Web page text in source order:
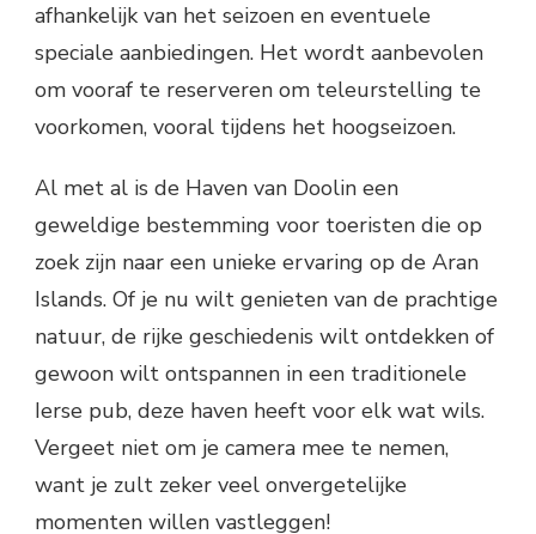
afhankelijk van het seizoen en eventuele
speciale aanbiedingen. Het wordt aanbevolen
om vooraf te reserveren om teleurstelling te
voorkomen, vooral tijdens het hoogseizoen.
Al met al is de Haven van Doolin een
geweldige bestemming voor toeristen die op
zoek zijn naar een unieke ervaring op de Aran
Islands. Of je nu wilt genieten van de prachtige
natuur, de rijke geschiedenis wilt ontdekken of
gewoon wilt ontspannen in een traditionele
Ierse pub, deze haven heeft voor elk wat wils.
Vergeet niet om je camera mee te nemen,
want je zult zeker veel onvergetelijke
momenten willen vastleggen!